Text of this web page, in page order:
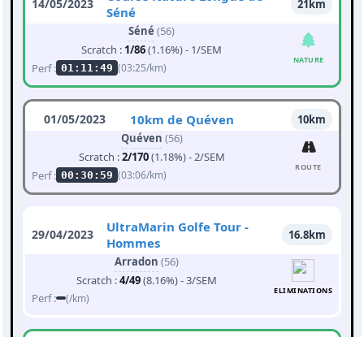
14/05/2023
Séné
21km
Séné (56)
Scratch : 1/86(1.16%) - 1/SEM
Perf : 01:11:49 (03:25/km)
NATURE
01/05/2023 10km de Quéven
10km
Quéven (56)
Scratch :2/170(1.18%) - 2/SEM
Perf : 00:30:59 (03:06/km)
ROUTE
29/04/2023
UltraMarin Golfe Tour -
Hommes
16.8km
Arradon (56)
Scratch :4/49(8.16%) - 3/SEM
Perf :
(/km)
ELIMINATIONS